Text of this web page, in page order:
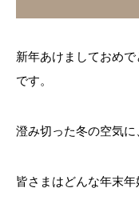
新年あけましておめ
です。
澄み切った冬の空気に
皆さまはどんな年末